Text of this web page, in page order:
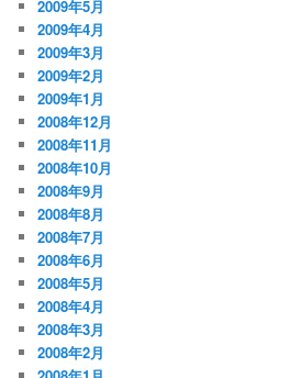
2009年5月
2009年4月
2009年3月
2009年2月
2009年1月
2008年12月
2008年11月
2008年10月
2008年9月
2008年8月
2008年7月
2008年6月
2008年5月
2008年4月
2008年3月
2008年2月